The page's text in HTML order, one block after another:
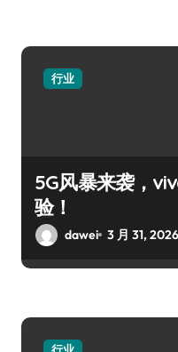
行业
5G风暴来袭，
验！
dawei 3 月 31, 2026